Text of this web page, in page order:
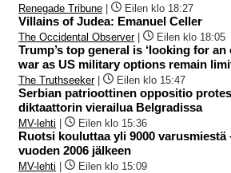
Renegade Tribune | Eilen klo 18:27
Villains of Judea: Emanuel Celler
The Occidental Observer| Eilen klo 18:05
Trump’s top general is ‘looking for
war as US military options remain
The Truthseeker| Eilen klo 15:47
Serbian patrioottinen oppositio
diktaattorin vierailua Belgradissa
MV-lehti | Eilen klo 15:36
Ruotsi kouluttaa yli 9000 varusmiestä
vuoden 2006 jälkeen
MV-lehti | Eilen klo 15:09